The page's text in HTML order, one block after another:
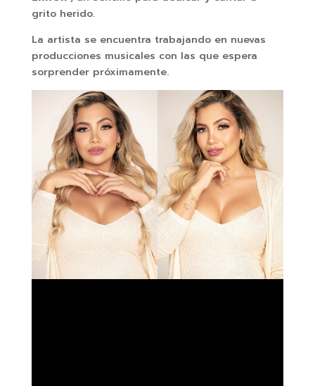
grito herido.
La artista se encuentra trabajando en nuevas
producciones musicales con las que espera
sorprender próximamente.